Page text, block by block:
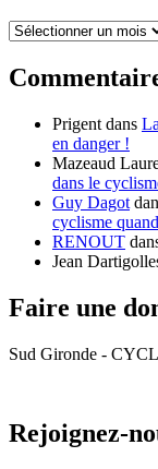
Toutes
news
du
Prigent dans
en danger !
Mazeaud
dans le
Guy Dagot
cyclisme
RENOUT
Jean
Faire une
Sud Gironde -
Rejoignez-